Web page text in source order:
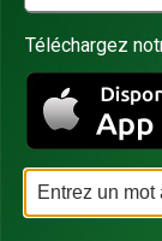
Téléchargez